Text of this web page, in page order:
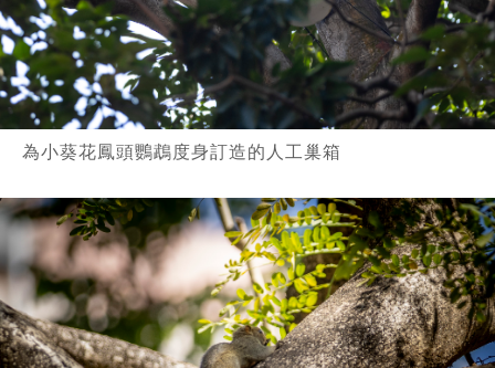
為小葵花鳳頭鸚鵡度身訂造的人工巢箱